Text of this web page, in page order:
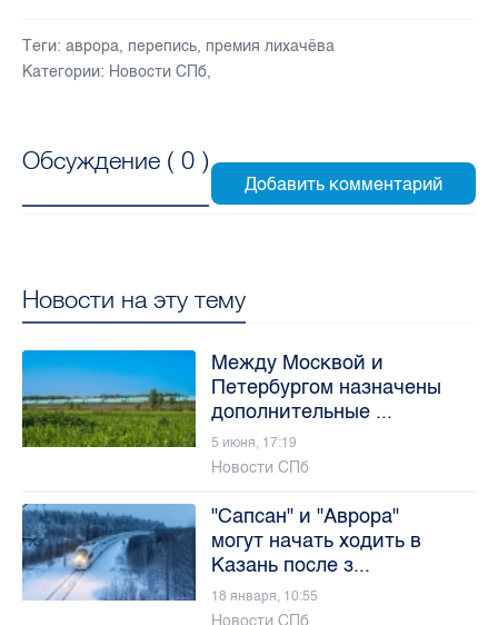
Теги: аврора, перепись, премия лихачёва
Категории: Новости СПб,
Обсуждение ( 0 )
Новости на эту тему
Между Москвой и
Петербургом назначены
дополнительные ...
5 июня, 17:19
Новости СПб
"Сапсан" и "Аврора"
могут начать ходить в
Казань после з...
18 января, 10:55
Новости СПб